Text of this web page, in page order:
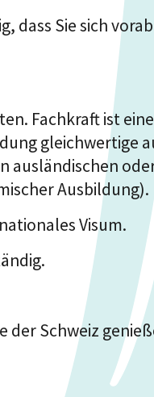
dass Sie sich
Fachkraft ist
gleichwertige
Ausbildung).
Visum.
der Schweiz